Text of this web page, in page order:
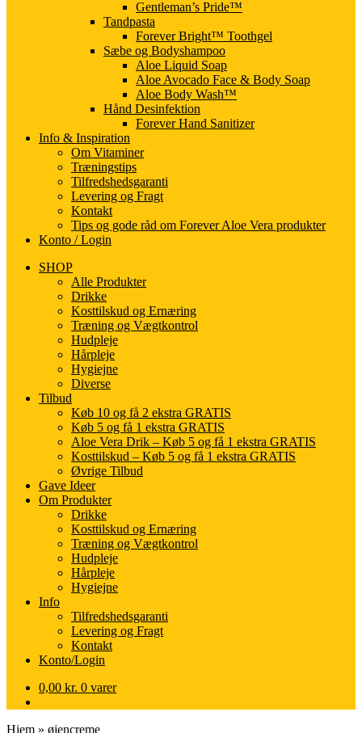
Gentleman’s Pride™
Tandpasta
Forever Bright™ Toothgel
Sæbe og Bodyshampoo
Aloe Liquid Soap
Aloe Avocado Face & Body Soap
Aloe Body Wash™
Hånd Desinfektion
Forever Hand Sanitizer
Info & Inspiration
Om Vitaminer
Træningstips
Tilfredshedsgaranti
Levering og Fragt
Kontakt
Tips og gode råd om Forever Aloe Vera produkter
Konto / Login
SHOP
Alle Produkter
Drikke
Kosttilskud og Ernæring
Træning og Vægtkontrol
Hudpleje
Hårpleje
Hygiejne
Diverse
Tilbud
Køb 10 og få 2 ekstra GRATIS
Køb 5 og få 1 ekstra GRATIS
Aloe Vera Drik – Køb 5 og få 1 ekstra GRATIS
Kosttilskud – Køb 5 og få 1 ekstra GRATIS
Øvrige Tilbud
Gave Ideer
Om Produkter
Drikke
Kosttilskud og Ernæring
Træning og Vægtkontrol
Hudpleje
Hårpleje
Hygiejne
Info
Tilfredshedsgaranti
Levering og Fragt
Kontakt
Konto/Login
0,00 kr. 0 varer
Hjem » øjencreme